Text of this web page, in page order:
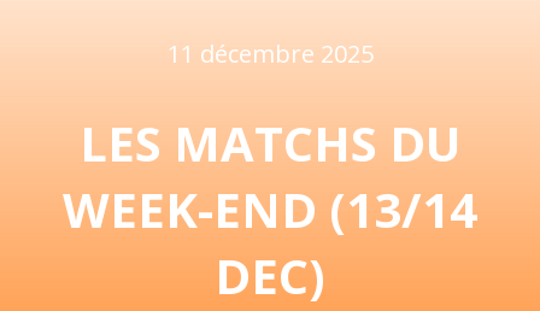
11 décembre 2025
LES MATCHS DU
WEEK-END (13/14
DEC)